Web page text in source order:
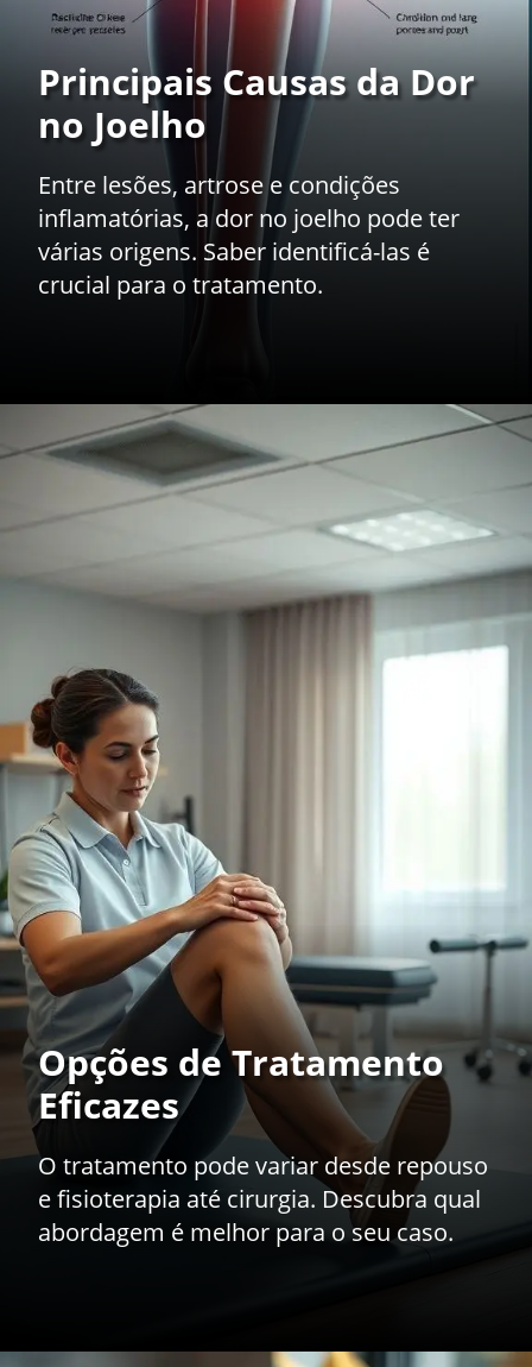
Principais Causas da Dor
no Joelho
Entre lesões, artrose e condições
inflamatórias, a dor no joelho pode ter
várias origens. Saber identificá-las é
crucial para o tratamento.
Opening https://drdaviddelgiglio.com.br/dor-no-joelho-quais-as-principais-causas-opcoes-de-tratamento-e-como-prevenir-esse-desconforto/
Opções de Tratamento
Eficazes
O tratamento pode variar desde repouso
e fisioterapia até cirurgia. Descubra qual
abordagem é melhor para o seu caso.